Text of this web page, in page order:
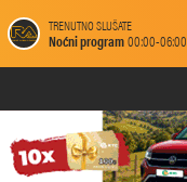
TRENUTNO SLUŠATE
Noćni program00:00-06:00